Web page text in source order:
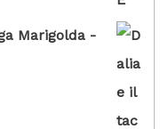
Marigolda -